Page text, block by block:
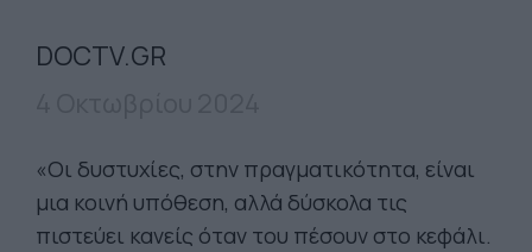
DOCTV.GR
«Οι δυστυχίες, στην πραγματικότητα, είναι
μια κοινή υπόθεση, αλλά δύσκολα τις
πιστεύει κανείς όταν του πέσουν στο κεφάλι.